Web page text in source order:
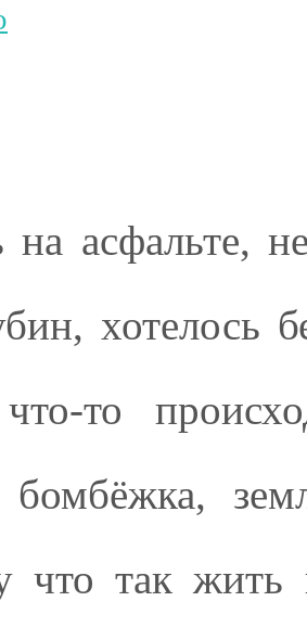
на асфальте,
хотелось
то
бомбёжка,
что так жить